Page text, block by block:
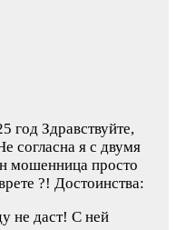
год Здравствуйте,
согласна я с двумя
мошенница просто
?! Достоинства:
не даст! С ней